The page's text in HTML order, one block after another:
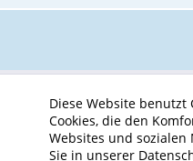
Diese Website
Cookies, die den
Websites und
Sie in unserer